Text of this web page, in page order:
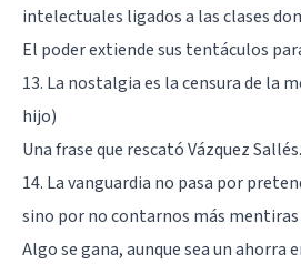
intelectuales ligados a las clases
El poder extiende sus tentáculos
13. La nostalgia es la censura de la
hijo)
Una frase que rescató Vázquez Sallés.
14. La vanguardia no pasa por
sino por no contarnos más
Algo se gana, aunque sea un ahorra